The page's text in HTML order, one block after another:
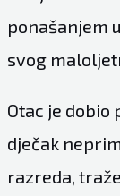
ponašanjem
svog
Otac je dobio
dječak
razreda,